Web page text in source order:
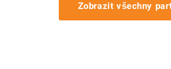
Zobrazit všechny